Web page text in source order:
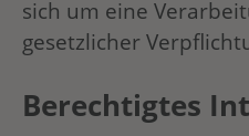
sich um eine
gesetzlicher
Berechtigtes